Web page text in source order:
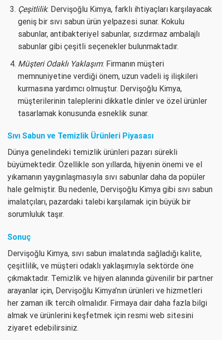
Çeşitlilik: Dervişoğlu Kimya, farklı ihtiyaçları karşılayacak
geniş bir sıvı sabun ürün yelpazesi sunar. Kokulu
sabunlar, antibakteriyel sabunlar, sızdırmaz ambalajlı
sabunlar gibi çeşitli seçenekler bulunmaktadır.
Müşteri Odaklı Yaklaşım: Firmanın müşteri
memnuniyetine verdiği önem, uzun vadeli iş ilişkileri
kurmasına yardımcı olmuştur. Dervişoğlu Kimya,
müşterilerinin taleplerini dikkatle dinler ve özel ürünler
tasarlamak konusunda esneklik sunar.
Sıvı Sabun ve Temizlik Ürünleri Piyasası
Dünya genelindeki temizlik ürünleri pazarı sürekli
büyümektedir. Özellikle son yıllarda, hijyenin önemi ve el
yıkamanın yaygınlaşmasıyla sıvı sabunlar daha da popüler
hale gelmiştir. Bu nedenle, Dervişoğlu Kimya gibi sıvı sabun
imalatçıları, pazardaki talebi karşılamak için büyük bir
sorumluluk taşır.
Sonuç
Dervişoğlu Kimya, sıvı sabun imalatında sağladığı kalite,
çeşitlilik, ve müşteri odaklı yaklaşımıyla sektörde öne
çıkmaktadır. Temizlik ve hijyen alanında güvenilir bir partner
arayanlar için, Dervişoğlu Kimya’nın ürünleri ve hizmetleri
her zaman ilk tercih olmalıdır. Firmaya dair daha fazla bilgi
almak ve ürünlerini keşfetmek için resmi web sitesini
ziyaret edebilirsiniz.